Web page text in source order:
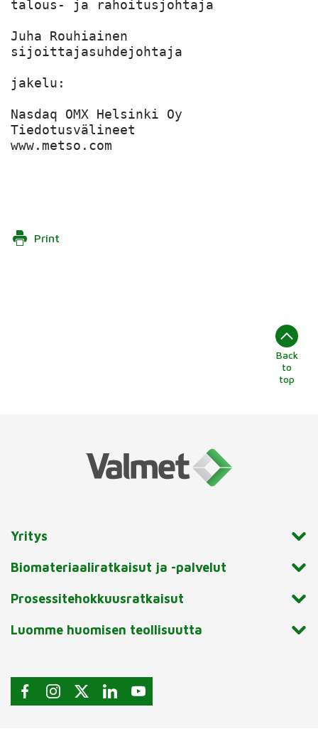
talous- ja rahoitusjohtaja
Juha Rouhiainen
sijoittajasuhdejohtaja
jakelu:
Nasdaq OMX Helsinki Oy
Tiedotusvälineet
www.metso.com
Print
Back
to
top
Yritys
Biomateriaaliratkaisut ja -palvelut
Prosessitehokkuusratkaisut
Luomme huomisen teollisuutta